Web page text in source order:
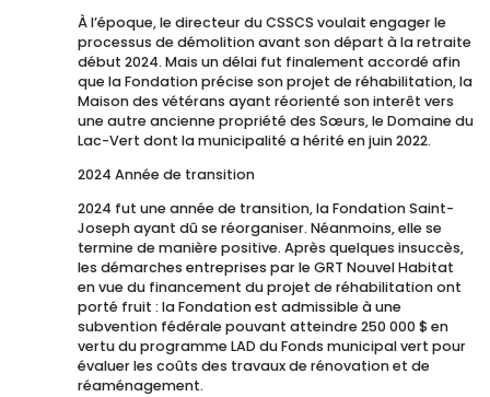
À l’époque, le directeur du CSSCS voulait engager le
processus de démolition avant son départ à la retraite
début 2024. Mais un délai fut finalement accordé afin
que la Fondation précise son projet de réhabilitation, la
Maison des vétérans ayant réorienté son interêt vers
une autre ancienne propriété des Sœurs, le Domaine du
Lac-Vert dont la municipalité a hérité en juin 2022.
2024 Année de transition
2024 fut une année de transition, la Fondation Saint-
Joseph ayant dû se réorganiser. Néanmoins, elle se
termine de manière positive. Après quelques insuccès,
les démarches entreprises par le GRT Nouvel Habitat
en vue du financement du projet de réhabilitation ont
porté fruit : la Fondation est admissible à une
subvention fédérale pouvant atteindre 250 000 $ en
vertu du programme LAD du Fonds municipal vert pour
évaluer les coûts des travaux de rénovation et de
réaménagement.